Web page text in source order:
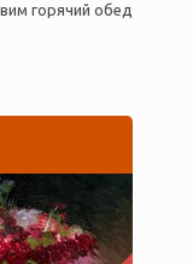
горячий обед